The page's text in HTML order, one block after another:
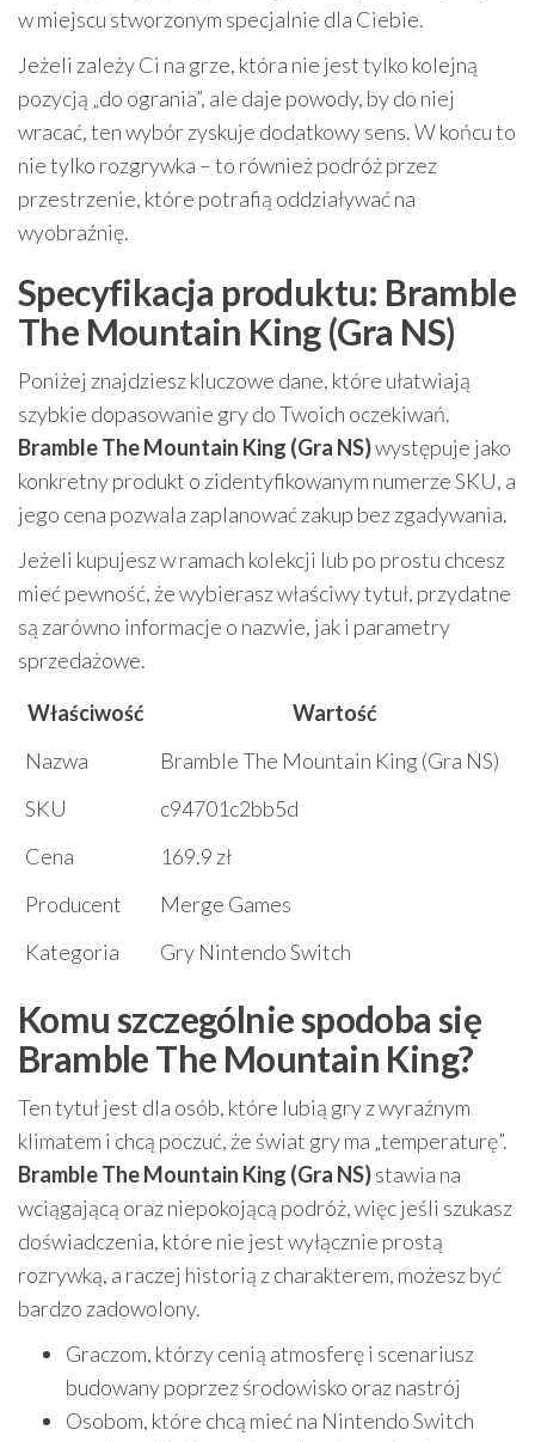
w miejscu stworzonym specjalnie dla Ciebie.
Jeżeli zależy Ci na grze, która nie jest tylko kolejną
pozycją „do ogrania”, ale daje powody, by do niej
wracać, ten wybór zyskuje dodatkowy sens. W końcu to
nie tylko rozgrywka – to również podróż przez
przestrzenie, które potrafią oddziaływać na
wyobraźnię.
Specyfikacja produktu: Bramble
The Mountain King (Gra NS)
Poniżej znajdziesz kluczowe dane, które ułatwiają
szybkie dopasowanie gry do Twoich oczekiwań.
Bramble The Mountain King (Gra NS)występuje jako
konkretny produkt o zidentyfikowanym numerze SKU, a
jego cena pozwala zaplanować zakup bez zgadywania.
Jeżeli kupujesz w ramach kolekcji lub po prostu chcesz
mieć pewność, że wybierasz właściwy tytuł, przydatne
są zarówno informacje o nazwie, jak i parametry
sprzedażowe.
Właściwość
Wartość
Nazwa
Bramble The Mountain King (Gra NS)
SKU
c94701c2bb5d
Cena
169.9 zł
Producent
Merge Games
Kategoria
Gry Nintendo Switch
Komu szczególnie spodoba się
Bramble The Mountain King?
Ten tytuł jest dla osób, które lubią gry z wyraźnym
klimatem i chcą poczuć, że świat gry ma „temperaturę”.
Bramble The Mountain King (Gra NS)stawia na
wciągającą oraz niepokojącą podróż, więc jeśli szukasz
doświadczenia, które nie jest wyłącznie prostą
rozrywką, a raczej historią z charakterem, możesz być
bardzo zadowolony.
Graczom, którzy cenią atmosferę i scenariusz
budowany poprzez środowisko oraz nastrój
Osobom, które chcą mieć na Nintendo Switch